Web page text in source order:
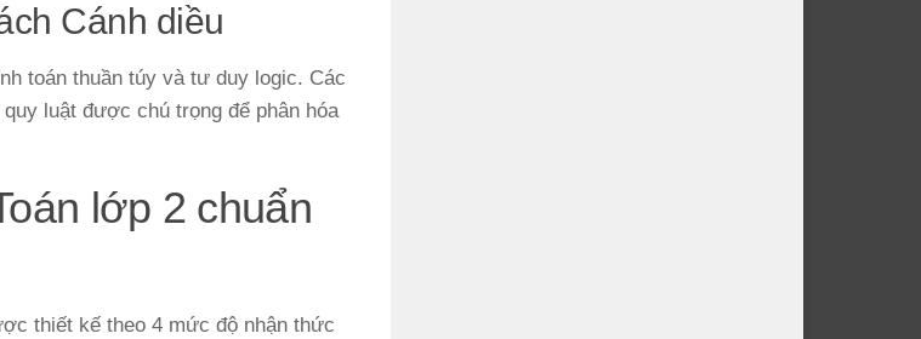
Cánh diều
toán thuần túy và tư duy logic. Các
luật được chú trọng để phân hóa
lớp 2 chuẩn
thiết kế theo 4 mức độ nhận thức